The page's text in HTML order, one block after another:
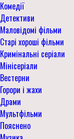
Комедії
Детективи
Маловідомі фільми
Старі хороші фільми
Кримінальні серіали
Мінісеріали
Вестерни
Горори і жахи
Драми
Мультфільми
Пояснено